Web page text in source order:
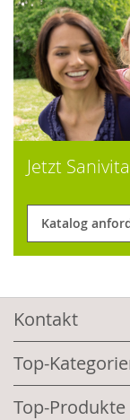
Jetzt
Katalog
Kontakt
Top-
Top-Produkte